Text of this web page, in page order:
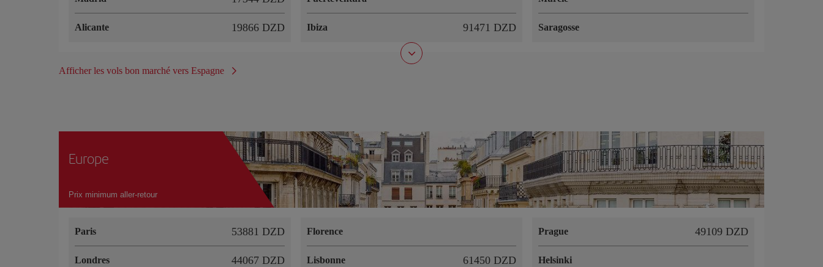
Alicante 19866 DZD Ibiza 91471 DZD Saragosse
Afficher les vols bon marché vers Espagne
Europe
Prix minimum aller-retour
Paris 53881 DZD
Londres 44067 DZD
Florence
Lisbonne 61450 DZD
Prague 49109 DZD
Helsinki